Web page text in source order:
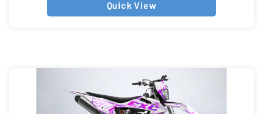
Quick View